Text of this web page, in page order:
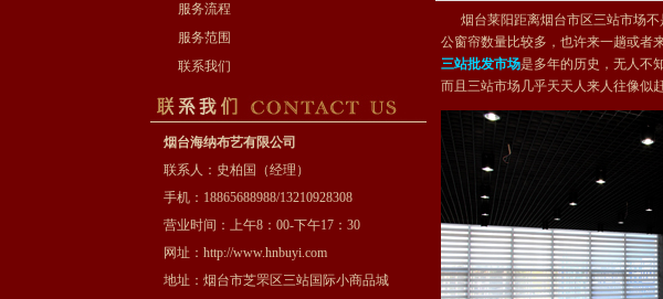
服务流程
服务范围
联系我们
烟台海纳布艺有限公司
联系人：史柏国（经理）
手机：18865688988/13210928308
营业时间：上午8：00-下午17：30
网址： http://www.hnbuyi.com
地址：烟台市芝罘区三站国际小商品城
烟台莱阳距离烟台市区三站市场不
公窗帘数量比较多，也许来一趟或者
三站批发市场是多年的历史，无人不
而且三站市场几乎天天人来人往像似